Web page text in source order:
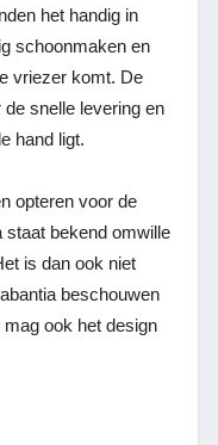
het handig in
schoonmaken en
vriezer komt. De
snelle levering en
hand ligt.
opteren voor de
staat bekend omwille
is dan ook niet
beschouwen
ook het design